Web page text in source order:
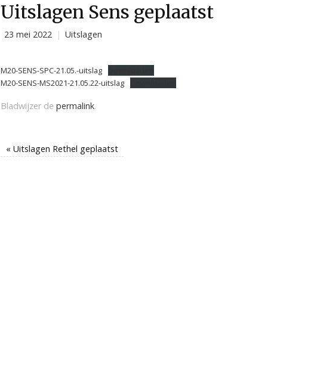
Uitslagen Sens geplaatst
23 mei 2022 | Uitslagen
M20-SENS-SPC-21.05.-uitslag
M20-SENS-MS2021-21.05.22-uitslag
Bladwijzer de permalink.
« Uitslagen Rethel geplaatst